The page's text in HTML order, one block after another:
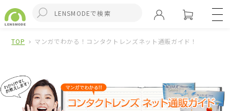
TOP マンガでわかる！コンタクトレンズネット通販ガイド！